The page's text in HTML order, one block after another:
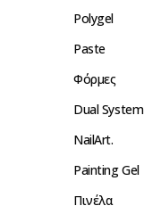
Polygel
Paste
Φόρμες
Dual System
NailArt.
Painting Gel
Πινέλα